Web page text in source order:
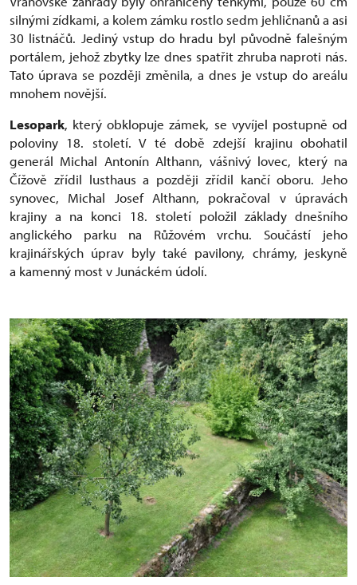
silnými zídkami, a kolem zámku rostlo sedm jehličnanů a asi
30 listnáčů. Jediný vstup do hradu byl původně falešným
portálem, jehož zbytky lze dnes spatřit zhruba naproti nás.
Tato úprava se později změnila, a dnes je vstup do areálu
mnohem novější.
Lesopark, který obklopuje zámek, se vyvíjel postupně od
poloviny 18. století. V té době zdejší krajinu obohatil
generál Michal Antonín Althann, vášnivý lovec, který na
Čížově zřídil lusthaus a později zřídil kančí oboru. Jeho
synovec, Michal Josef Althann, pokračoval v úpravách
krajiny a na konci 18. století položil základy dnešního
anglického parku na Růžovém vrchu. Součástí jeho
krajinářských úprav byly také pavilony, chrámy, jeskyně
a kamenný most v Junáckém údolí.